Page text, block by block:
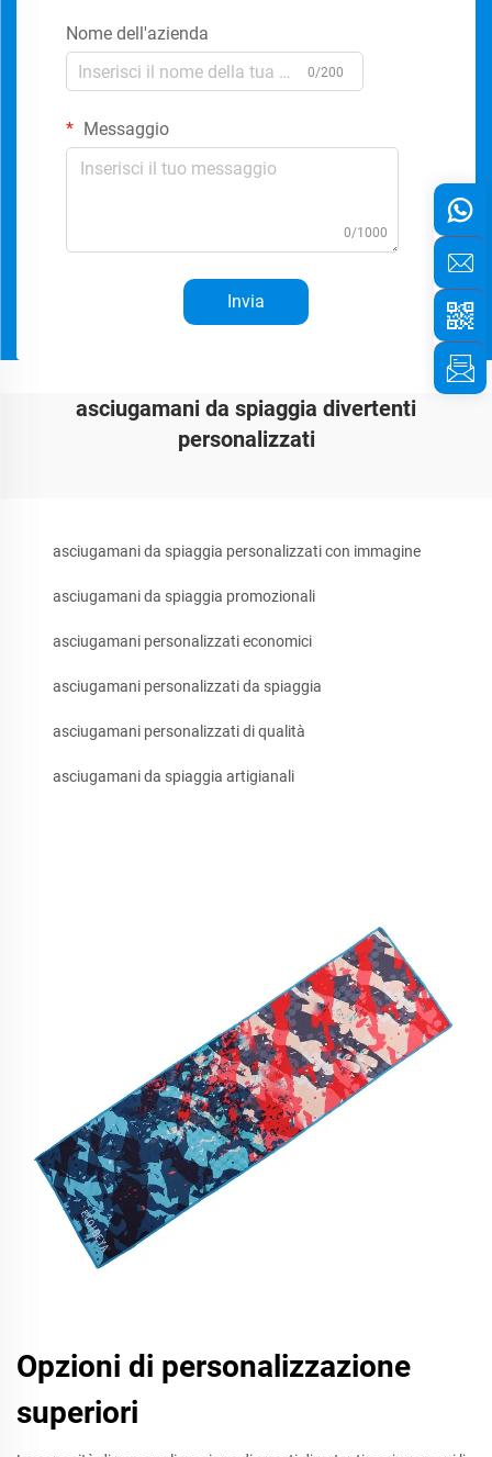
Nome dell'azienda
0/200
Messaggio
0/1000
Invia
asciugamani da spiaggia divertenti
personalizzati
asciugamani da spiaggia personalizzati con immagine
asciugamani da spiaggia promozionali
asciugamani personalizzati economici
asciugamani personalizzati da spiaggia
asciugamani personalizzati di qualità
asciugamani da spiaggia artigianali
Opzioni di personalizzazione
superiori